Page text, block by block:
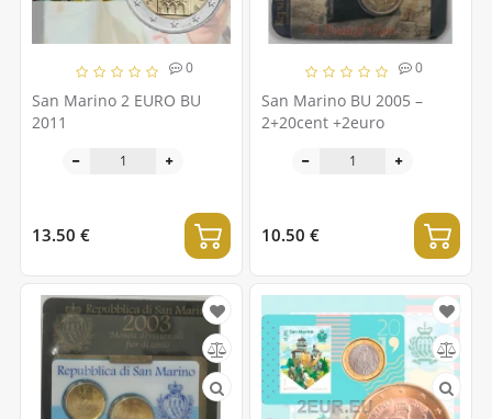
0
San Marino 2 EURO BU
2011
13.50 €
0
San Marino BU 2005 –
2+20cent +2euro
10.50 €